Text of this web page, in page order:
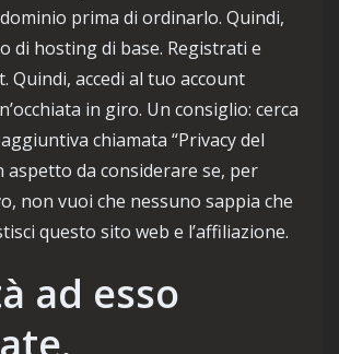
prima di ordinarlo. Quindi,
di hosting di base. Registrati e
Quindi, accedi al tuo account
in giro. Un consiglio: cerca
chiamata “Privacy del
aspetto da considerare se, per
non vuoi che nessuno sappia che
questo sito web e l’affiliazione.
ad esso